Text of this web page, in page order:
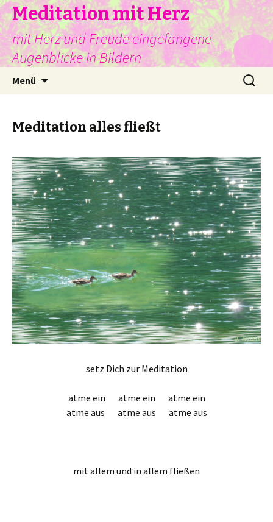
Meditation mit Herz
mit Herz und Freude eingefangene
Augenblicke in Bildern
Menü
Suche
nach:
Meditation alles fließt
setz Dich zur Meditation
atme ein atme ein atme ein
atme aus atme aus atme aus
mit allem und in allem fließen